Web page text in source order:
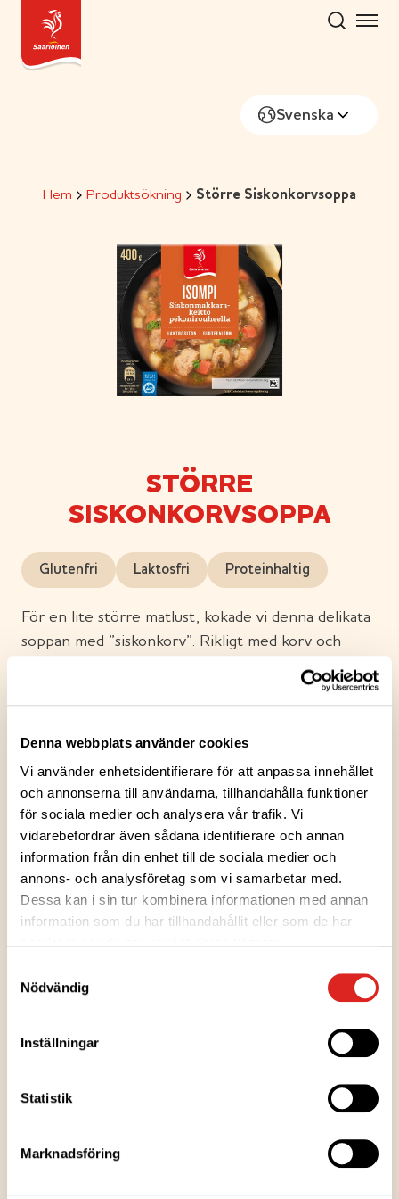
Denna webbplats använder cookies
Vi använder enhetsidentifierare för att anpassa innehållet
och annonserna till användarna, tillhandahålla funktioner
för sociala medier och analysera vår trafik. Vi
vidarebefordrar även sådana identifierare och annan
information från din enhet till de sociala medier och
annons- och analysföretag som vi samarbetar med.
Dessa kan i sin tur kombinera informationen med annan
information som du har tillhandahållit eller som de har
Nödvändig
Inställningar
Statistik
Marknadsföring
content
Svenska
Hem Produktsökning Större Siskonkorvsoppa
STÖRRE
SISKONKORVSOPPA
Glutenfri Laktosfri Proteinhaltig
För en lite större matlust, kokade vi denna delikata
soppan med ”siskonkorv”. Rikligt med korv och
tärnad potatis, kålrot, morot och palsternacka samt
spadet med alrökt bacon, hackad svartkål och
tillverkad uteslutande av finskt gris- och nötkött.
Ingredienser